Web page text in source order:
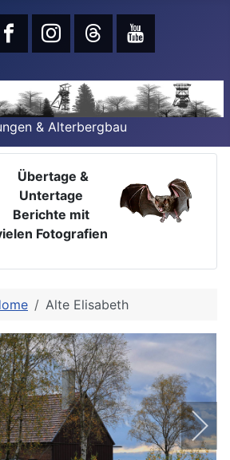
& Alterbergbau
Übertage &
Untertage
Berichte mit
Fotografien
Alte Elisabeth